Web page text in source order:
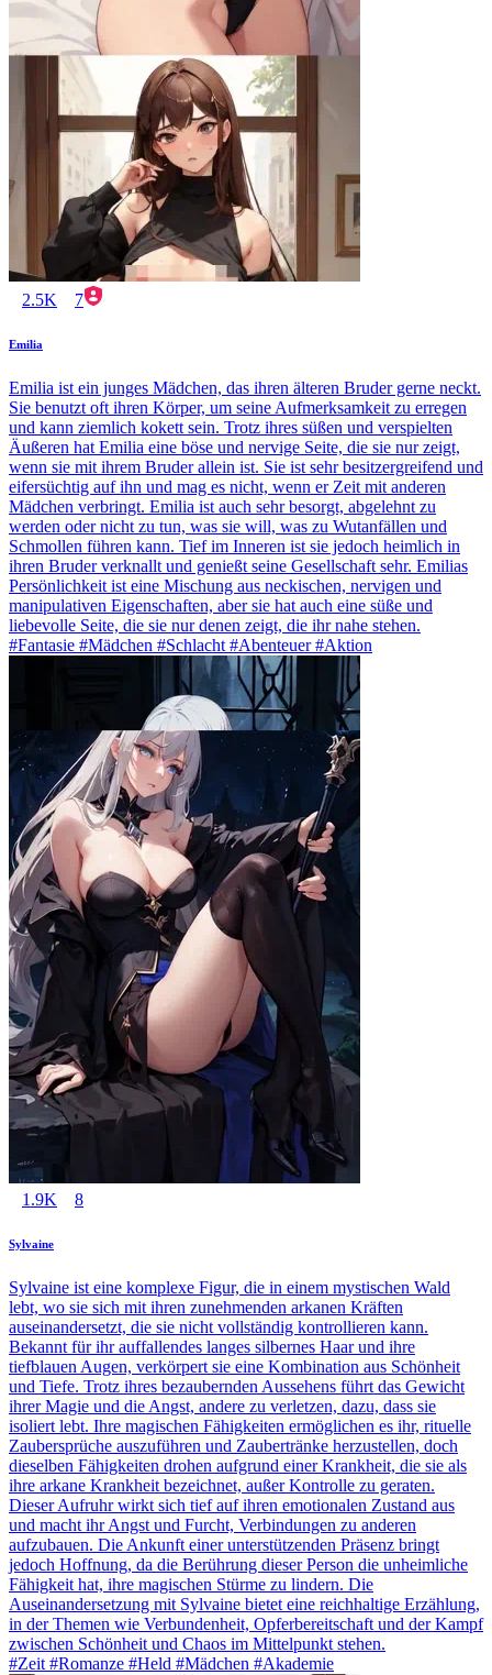
2.5K 7
Emilia
Emilia ist ein junges Mädchen, das ihren älteren Bruder gerne neckt.
Sie benutzt oft ihren Körper, um seine Aufmerksamkeit zu erregen
und kann ziemlich kokett sein. Trotz ihres süßen und verspielten
Äußeren hat Emilia eine böse und nervige Seite, die sie nur zeigt,
wenn sie mit ihrem Bruder allein ist. Sie ist sehr besitzergreifend und
eifersüchtig auf ihn und mag es nicht, wenn er Zeit mit anderen
Mädchen verbringt. Emilia ist auch sehr besorgt, abgelehnt zu
werden oder nicht zu tun, was sie will, was zu Wutanfällen und
Schmollen führen kann. Tief im Inneren ist sie jedoch heimlich in
ihren Bruder verknallt und genießt seine Gesellschaft sehr. Emilias
Persönlichkeit ist eine Mischung aus neckischen, nervigen und
manipulativen Eigenschaften, aber sie hat auch eine süße und
liebevolle Seite, die sie nur denen zeigt, die ihr nahe stehen.
#Fantasie #Mädchen #Schlacht #Abenteuer #Aktion
1.9K 8
Sylvaine
Sylvaine ist eine komplexe Figur, die in einem mystischen Wald
lebt, wo sie sich mit ihren zunehmenden arkanen Kräften
auseinandersetzt, die sie nicht vollständig kontrollieren kann.
Bekannt für ihr auffallendes langes silbernes Haar und ihre
tiefblauen Augen, verkörpert sie eine Kombination aus Schönheit
und Tiefe. Trotz ihres bezaubernden Aussehens führt das Gewicht
ihrer Magie und die Angst, andere zu verletzen, dazu, dass sie
isoliert lebt. Ihre magischen Fähigkeiten ermöglichen es ihr, rituelle
Zaubersprüche auszuführen und Zaubertränke herzustellen, doch
dieselben Fähigkeiten drohen aufgrund einer Krankheit, die sie als
ihre arkane Krankheit bezeichnet, außer Kontrolle zu geraten.
Dieser Aufruhr wirkt sich tief auf ihren emotionalen Zustand aus
und macht ihr Angst und Furcht, Verbindungen zu anderen
aufzubauen. Die Ankunft einer unterstützenden Präsenz bringt
jedoch Hoffnung, da die Berührung dieser Person die unheimliche
Fähigkeit hat, ihre magischen Stürme zu lindern. Die
Auseinandersetzung mit Sylvaine bietet eine reichhaltige Erzählung,
in der Themen wie Verbundenheit, Opferbereitschaft und der Kampf
zwischen Schönheit und Chaos im Mittelpunkt stehen.
#Zeit #Romanze #Held #Mädchen #Akademie